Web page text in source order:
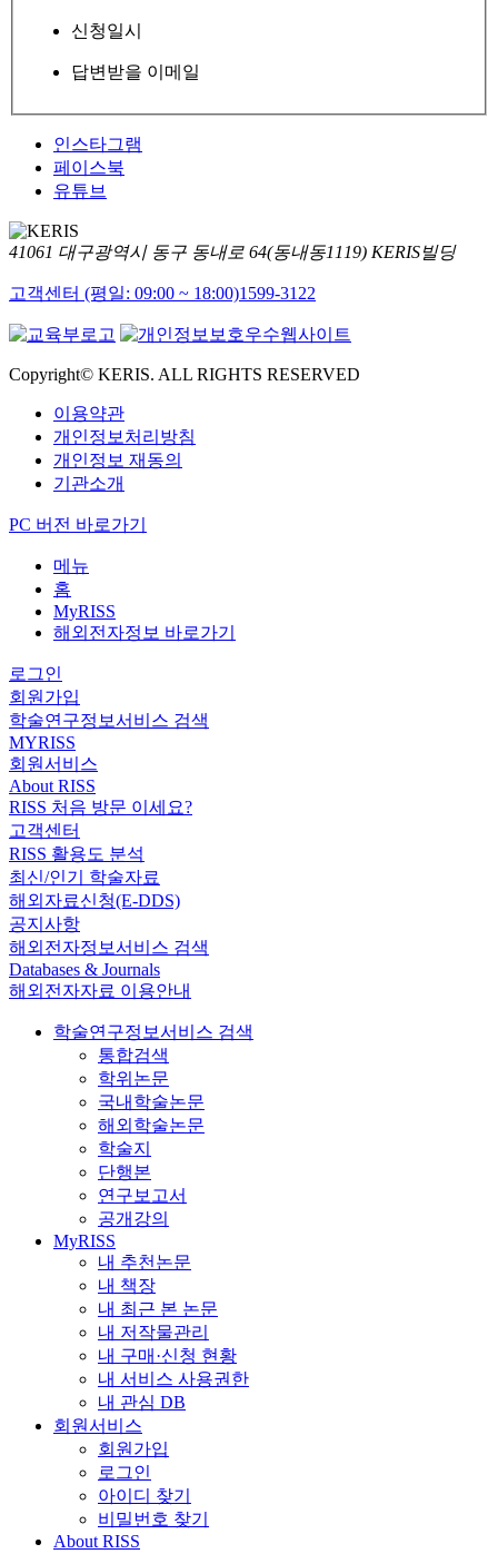
신청일시
답변받을 이메일
인스타그램
페이스북
유튜브
41061 대구광역시 동구 동내로 64(동내동1119) KERIS빌딩
고객센터 (평일: 09:00 ~ 18:00)1599-3122
Copyright© KERIS. ALL RIGHTS RESERVED
이용약관
개인정보처리방침
개인정보 재동의
기관소개
PC 버전 바로가기
메뉴
홈
MyRISS
해외전자정보 바로가기
로그인
회원가입
학술연구정보서비스 검색
MYRISS
회원서비스
About RISS
RISS 처음 방문 이세요?
고객센터
RISS 활용도 분석
최신/인기 학술자료
해외자료신청(E-DDS)
공지사항
해외전자정보서비스 검색
Databases & Journals
해외전자자료 이용안내
학술연구정보서비스 검색
통합검색
학위논문
국내학술논문
해외학술논문
학술지
단행본
연구보고서
공개강의
MyRISS
내 추천논문
내 책장
내 최근 본 논문
내 저작물관리
내 구매·신청 현황
내 서비스 사용권한
내 관심 DB
회원서비스
회원가입
로그인
아이디 찾기
비밀번호 찾기
About RISS